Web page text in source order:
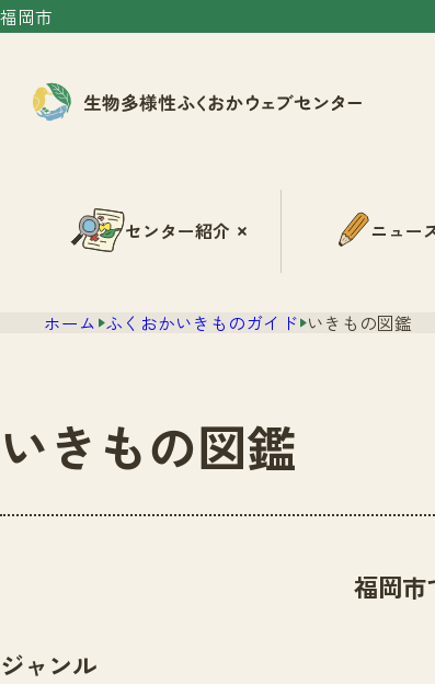
福岡市
センター紹介 ニュー
ホーム ふくおかいきものガイド いきもの図鑑
いきもの図鑑
福岡市
ジャンル